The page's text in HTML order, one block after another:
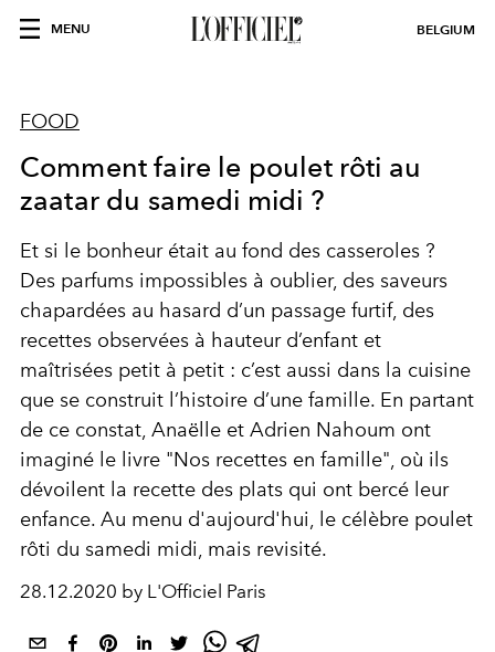
MENU BELGIUM
FOOD
Comment faire le poulet rôti au
zaatar du samedi midi ?
Et si le bonheur était au fond des casseroles ?
Des parfums impossibles à oublier, des saveurs
chapardées au hasard d’un passage furtif, des
recettes observées à hauteur d’enfant et
maîtrisées petit à petit : c’est aussi dans la cuisine
que se construit l’histoire d’une famille. En partant
de ce constat, Anaëlle et Adrien Nahoum ont
imaginé le livre "Nos recettes en famille", où ils
dévoilent la recette des plats qui ont bercé leur
enfance. Au menu d'aujourd'hui, le célèbre poulet
rôti du samedi midi, mais revisité.
28.12.2020 by L'Officiel Paris